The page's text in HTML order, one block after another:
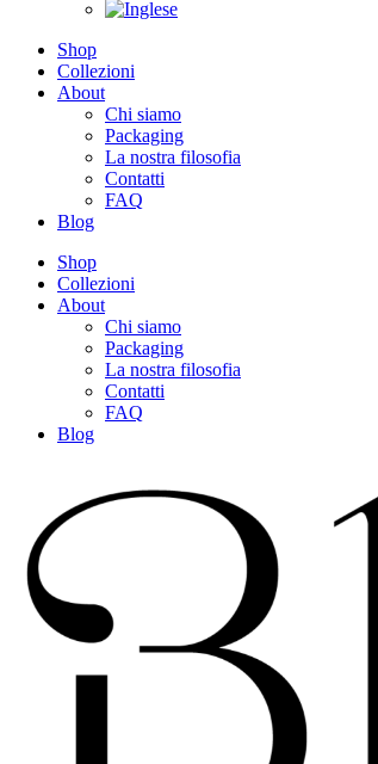
Shop
Collezioni
About
Chi siamo
Packaging
La nostra filosofia
Contatti
FAQ
Blog
Shop
Collezioni
About
Chi siamo
Packaging
La nostra filosofia
Contatti
FAQ
Blog